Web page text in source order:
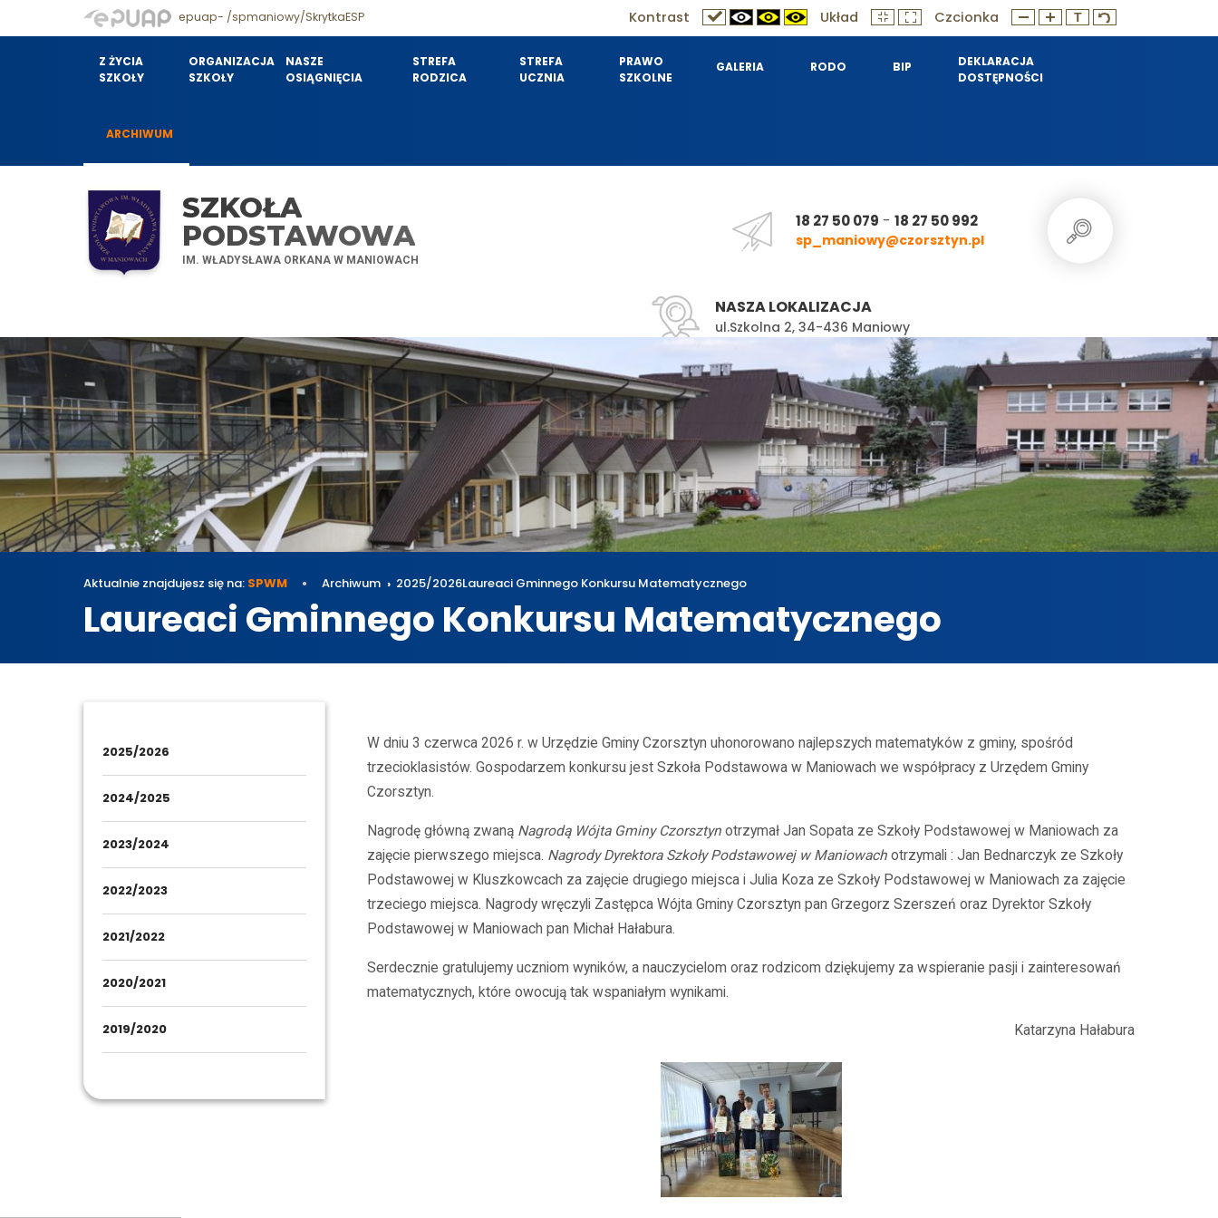
epuap- /spmaniowy/SkrytkaESP Kontrast Układ Czcionka
Z ŻYCIA
SZKOŁY
ORGANIZACJA
SZKOŁY
NASZE
OSIĄGNIĘCIA
STREFA
RODZICA
STREFA
UCZNIA
PRAWO
SZKOLNE
GALERIA RODO BIP
DEKLARACJA
DOSTĘPNOŚCI
ARCHIWUM
SZKOŁA
PODSTAWOWA
IM. WŁADYSŁAWA ORKANA W MANIOWACH
18 27 50 079 - 18 27 50 992
sp_maniowy@czorsztyn.pl
NASZA LOKALIZACJA
ul.Szkolna 2, 34-436 Maniowy
Aktualnie znajdujesz się na: SPWM Archiwum 2025/2026Laureaci Gminnego Konkursu Matematycznego
Laureaci Gminnego Konkursu Matematycznego
2025/2026
2024/2025
2023/2024
2022/2023
2021/2022
2020/2021
2019/2020
W dniu 3 czerwca 2026 r. w Urzędzie Gminy Czorsztyn uhonorowano najlepszych matematyków z gminy, spośród
trzecioklasistów. Gospodarzem konkursu jest Szkoła Podstawowa w Maniowach we współpracy z Urzędem Gminy
Czorsztyn.
Nagrodę główną zwaną Nagrodą Wójta Gminy Czorsztyn otrzymał Jan Sopata ze Szkoły Podstawowej w Maniowach za
zajęcie pierwszego miejsca. Nagrody Dyrektora Szkoły Podstawowej w Maniowach otrzymali : Jan Bednarczyk ze Szkoły
Podstawowej w Kluszkowcach za zajęcie drugiego miejsca i Julia Koza ze Szkoły Podstawowej w Maniowach za zajęcie
trzeciego miejsca. Nagrody wręczyli Zastępca Wójta Gminy Czorsztyn pan Grzegorz Szerszeń oraz Dyrektor Szkoły
Podstawowej w Maniowach pan Michał Hałabura.
Serdecznie gratulujemy uczniom wyników, a nauczycielom oraz rodzicom dziękujemy za wspieranie pasji i zainteresowań
matematycznych, które owocują tak wspaniałym wynikami.
Katarzyna Hałabura